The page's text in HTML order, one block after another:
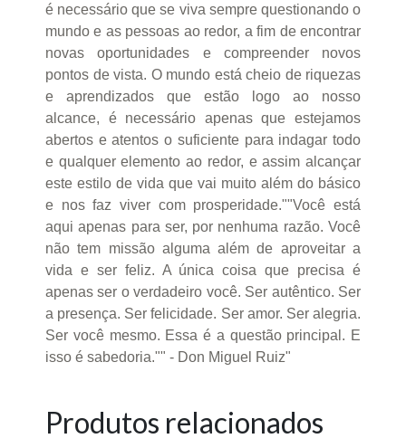
é necessário que se viva sempre questionando o
mundo e as pessoas ao redor, a fim de encontrar
novas oportunidades e compreender novos
pontos de vista. O mundo está cheio de riquezas
e aprendizados que estão logo ao nosso
alcance, é necessário apenas que estejamos
abertos e atentos o suficiente para indagar todo
e qualquer elemento ao redor, e assim alcançar
este estilo de vida que vai muito além do básico
e nos faz viver com prosperidade.""Você está
aqui apenas para ser, por nenhuma razão. Você
não tem missão alguma além de aproveitar a
vida e ser feliz. A única coisa que precisa é
apenas ser o verdadeiro você. Ser autêntico. Ser
a presença. Ser felicidade. Ser amor. Ser alegria.
Ser você mesmo. Essa é a questão principal. E
isso é sabedoria."" - Don Miguel Ruiz"
Produtos relacionados